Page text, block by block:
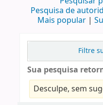
Pesquisa de
Mais popular
Filtre
Sua pesquisa
Desculpe, sem